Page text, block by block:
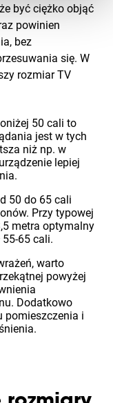
być ciężko objąć
powinien
bez
się. W
rozmiar TV
50 cali to
jest w tych
niż np. w
lepiej
50 do 65 cali
Przy typowej
metra optymalny
65 cali.
warto
powyżej
Dodatkowo
pomieszczenia i